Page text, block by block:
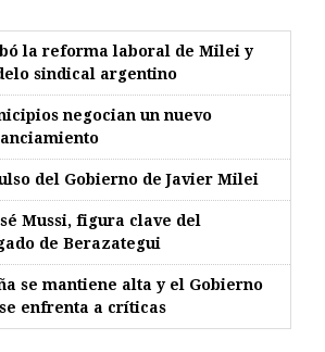
la reforma laboral de Milei y
sindical argentino
negocian un nuevo
del Gobierno de Javier Milei
Mussi, figura clave del
de Berazategui
se mantiene alta y el Gobierno
enfrenta a críticas